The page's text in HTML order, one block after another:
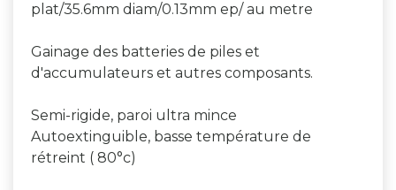
plat/35.6mm diam/0.13mm ep/ au metre
Gainage des batteries de piles et
d'accumulateurs et autres composants.
Semi-rigide, paroi ultra mince
Autoextinguible, basse température de
rétreint ( 80°c)